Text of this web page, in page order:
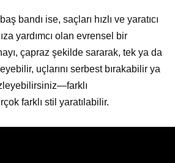
bandı ise, saçları hızlı ve yaratıcı
yardımcı olan evrensel bir
çapraz şekilde sararak, tek ya da
uçlarını serbest bırakabilir ya
farklı stil yaratılabilir.